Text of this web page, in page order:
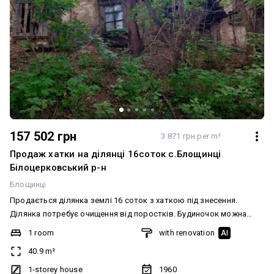
157 502 грн 3 871 грн per m²
Продаж хатки на ділянці 16соток с.Блощинці
Білоцерковський р-н
Блощинці
Продається ділянка землі 16 соток з хаткою під знесення.
Ділянка потребує очищення від поростків. Будиночок можна
спробувати відновити, або побудувати новий за вже існуючими
документами. Квартира без ремонту. По вулиці проходить нова
лінія електромереж та газопровід. На ділянці є старий будинок,
льох. Меблювання: Ні Продаж від власника, без комісії. Всі
1 room
40.9 m²
1-storey house
with renovation AI
1960